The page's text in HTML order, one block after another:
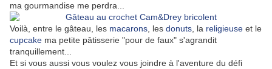
ma gourmandise me perdra...
Voilà, entre le gâteau, les macarons , les donuts , la religieuse et le
cupcake ma petite pâtisserie "pour de faux" s'agrandit
tranquillement...
Et si vous aussi vous voulez vous joindre à l'aventure du défi